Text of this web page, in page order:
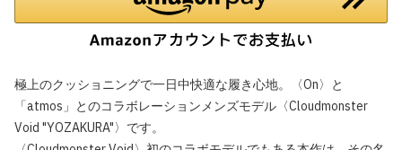
極上のクッショニングで一日中快適な履き心地。〈On〉と
「atmos」とのコラボレーションメンズモデル〈Cloudmonster
Void "YOZAKURA"〉です。